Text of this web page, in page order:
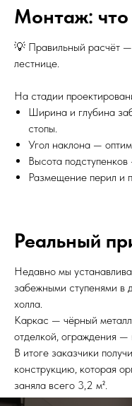
Монтаж: что
💡 Правильный расчёт
лестнице.
На стадии
Ширина и глубина
стопы.
Угол наклона —
Высота
Размещение перил и
Реальный
Недавно мы
забежными ступенями в
холла.
Каркас — чёрный
отделкой, ограждения —
В итоге заказчики
конструкцию, которая
заняла всего 3,2 м².